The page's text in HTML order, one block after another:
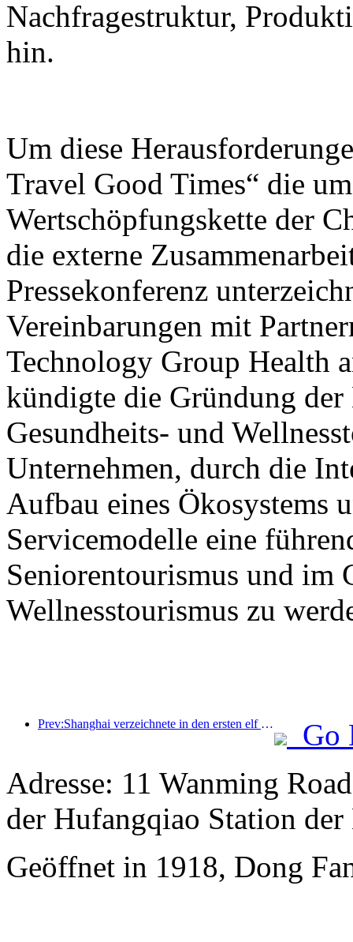
Nachfragestruktur,
hin.
Um diese
Travel Good Times“ die
Wertschöpfungskette der
die externe
Pressekonferenz
Vereinbarungen mit
Technology Group Health
kündigte die Gründung
Gesundheits- und
Unternehmen, durch die
Aufbau eines
Servicemodelle eine
Seniorentourismus und im
Wellnesstourismus zu
Prev:Shanghai verzeichnete in den ersten elf Monaten des Jahres 8,282 Millionen ankommende Touristen und übertraf damit die anfänglichen Erwartungen.
Go
Adresse: 11 Wanming
der Hufangqiao Station
Geöffnet in 1918, Dong